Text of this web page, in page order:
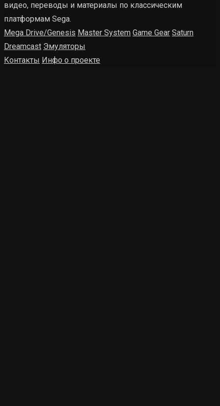
видео, переводы и материалы по классическим
платформам Sega.
Mega Drive/Genesis Master System Game Gear Saturn
Dreamcast Эмуляторы
Контакты Инфо о проекте